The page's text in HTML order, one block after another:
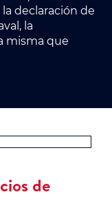
declaración de
la
misma que
de